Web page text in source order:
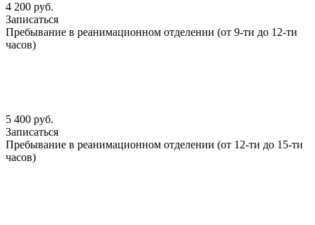
4 200 руб.
Записаться
Пребывание в реанимационном отделении (от 9-ти до 12-ти
часов)
5 400 руб.
Записаться
Пребывание в реанимационном отделении (от 12-ти до 15-ти
часов)